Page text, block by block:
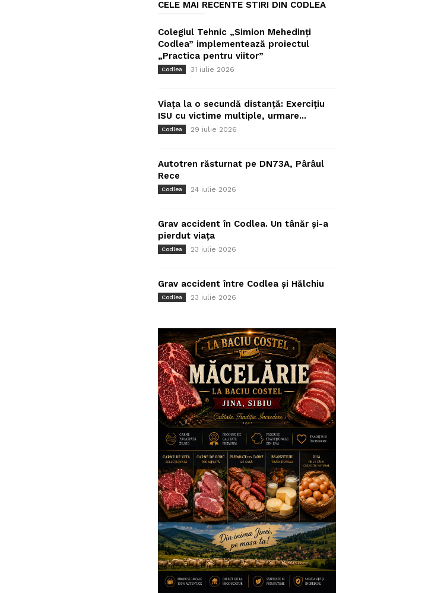
CELE MAI RECENTE STIRI DIN CODLEA
Colegiul Tehnic „Simion Mehedinți
Codlea” implementează proiectul
„Practica pentru viitor”
Codlea 31 iulie 2026
Viața la o secundă distanță: Exercițiu
ISU cu victime multiple, urmare...
Codlea 29 iulie 2026
Autotren răsturnat pe DN73A, Pârâul
Rece
Codlea 24 iulie 2026
Grav accident în Codlea. Un tânăr și-a
pierdut viața
Codlea 23 iulie 2026
Grav accident între Codlea și Hălchiu
Codlea 23 iulie 2026